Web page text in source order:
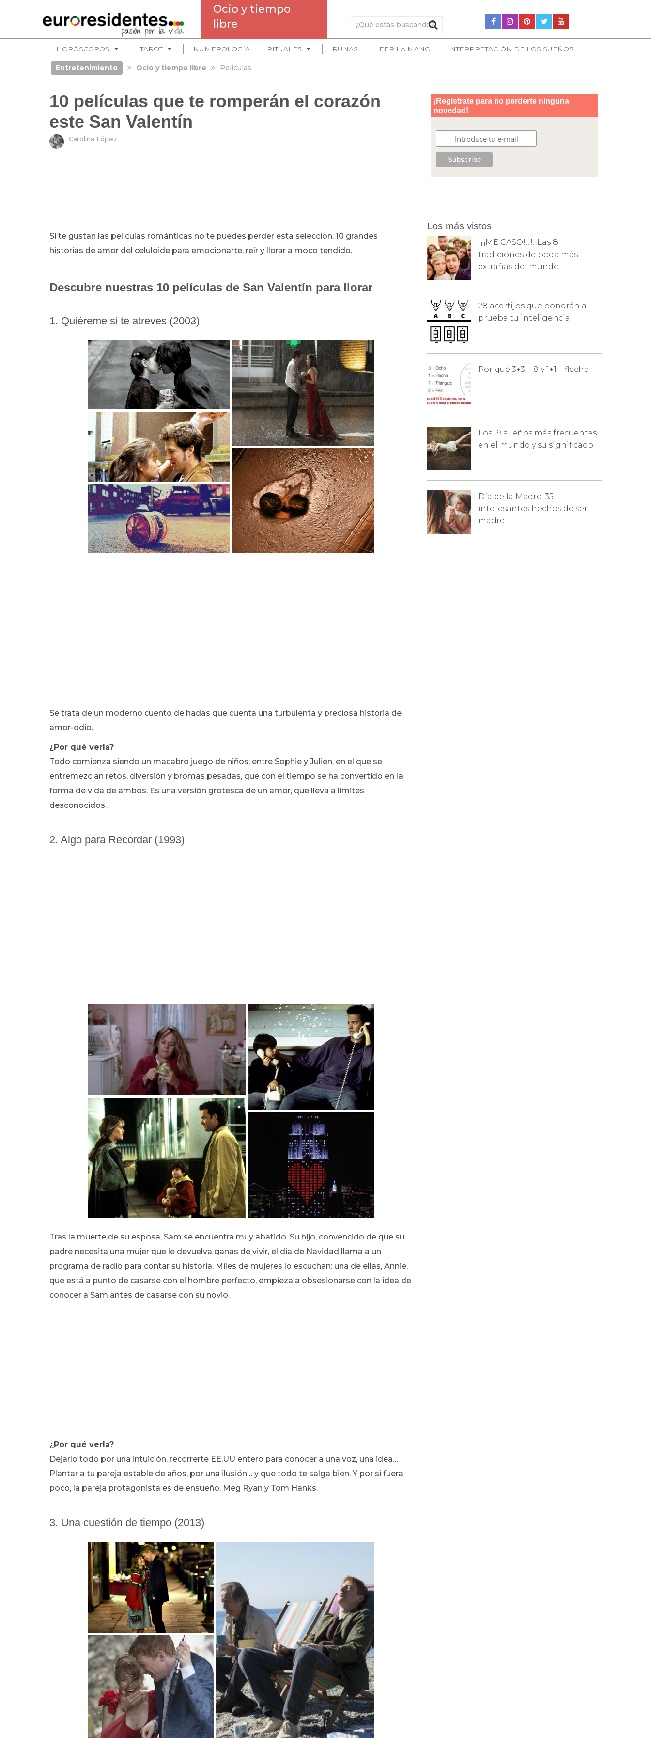
Ocio y tiempo
libre
+ HORÓSCOPOS TAROT NUMEROLOGÍA RITUALES RUNAS LEER LA MANO INTERPRETACIÓN DE LOS SUEÑOS
Entretenimiento Ocio y tiempo libre Películas
10 películas que te romperán el corazón
este San Valentín
Carolina López
Si te gustan las películas románticas no te puedes perder esta selección. 10 grandes
historias de amor del celuloide para emocionarte, reír y llorar a moco tendido.
Descubre nuestras 10 películas de San Valentín para llorar
1. Quiéreme si te atreves (2003)
Se trata de un moderno cuento de hadas que cuenta una turbulenta y preciosa historia de
amor-odio.
¿Por qué verla?
Todo comienza siendo un macabro juego de niños, entre Sophie y Julien, en el que se
entremezclan retos, diversión y bromas pesadas, que con el tiempo se ha convertido en la
forma de vida de ambos. Es una versión grotesca de un amor, que lleva a límites
desconocidos.
2. Algo para Recordar (1993)
Tras la muerte de su esposa, Sam se encuentra muy abatido. Su hijo, convencido de que su
padre necesita una mujer que le devuelva ganas de vivir, el dia de Navidad llama a un
programa de radio para contar su historia. Miles de mujeres lo escuchan: una de ellas, Annie,
que está a punto de casarse con el hombre perfecto, empieza a obsesionarse con la idea de
conocer a Sam antes de casarse con su novio.
¿Por qué verla?
Dejarlo todo por una intuición, recorrerte EE.UU entero para conocer a una voz, una idea…
Plantar a tu pareja estable de años, por una ilusión… y que todo te salga bien. Y por si fuera
poco, la pareja protagonista es de ensueño, Meg Ryan y Tom Hanks.
3. Una cuestión de tiempo (2013)
Los más vistos
¡¡¡¡¡ME CASO!!!!! Las 8
tradiciones de boda más
extrañas del mundo
28 acertijos que pondrán a
prueba tu inteligencia
Por qué 3+3 = 8 y 1+1 = flecha
Los 19 sueños más frecuentes
en el mundo y su significado
Día de la Madre: 35
interesantes hechos de ser
madre